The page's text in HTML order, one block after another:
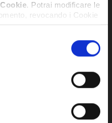
. Potrai modificare le
revocando i Cookie
dalle